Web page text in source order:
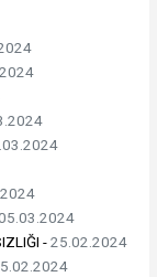
-25.02.2024